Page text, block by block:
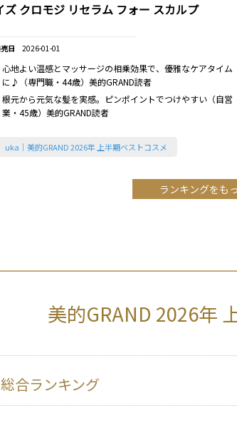
ズ クロモジ リセラム フォー スカルプ
2026-01-01
心地よい温感とマッサージの相乗効果で、優雅なケアタイム
に♪（専門職・44歳）美的GRAND読者
根元から元気な髪を実感。ピンポイントでつけやすい（自営
業・45歳）美的GRAND読者
uka｜美的GRAND 2026年 上半期ベストコスメ
ランキングをも
美的GRAND 2026年
総合ランキング